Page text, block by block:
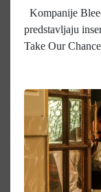
Kompanije
predstavljaju
Take Our